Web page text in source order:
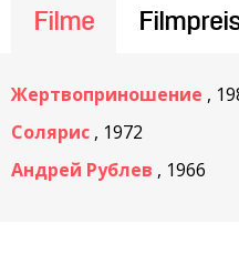
Filme
Жертвоприношение ,
Солярис , 1972
Андрей Рублев , 1966